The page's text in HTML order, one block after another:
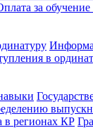
за
в
в регионах КР